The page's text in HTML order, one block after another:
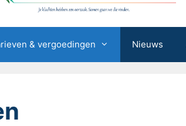
& vergoedingen Nieuws